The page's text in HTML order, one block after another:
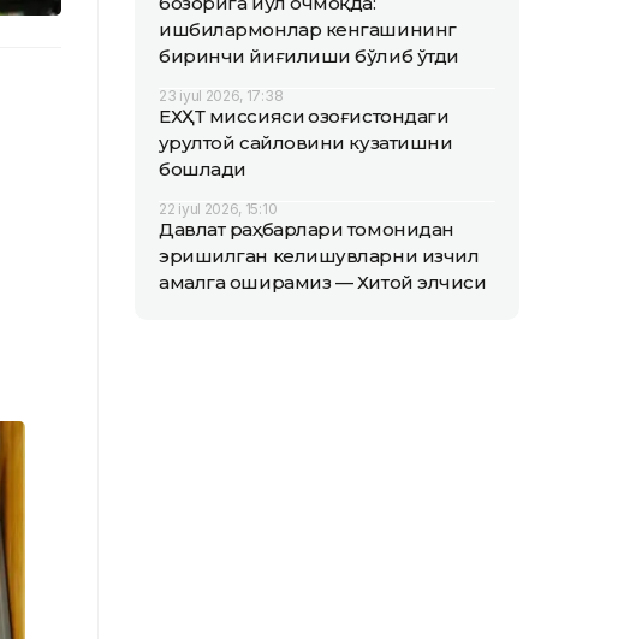
ишбилармонлар кенгашининг
биринчи йиғилиши бўлиб ўтди
23 iyul 2026, 17:38
ЕХҲТ миссияси Қозоғистондаги
Қурултой сайловини кузатишни
бошлади
22 iyul 2026, 15:10
Давлат раҳбарлари томонидан
эришилган келишувларни изчил
амалга оширамиз — Хитой элчиси